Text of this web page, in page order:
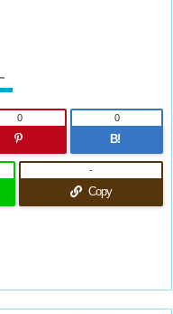
0
B!
0
Copy
-